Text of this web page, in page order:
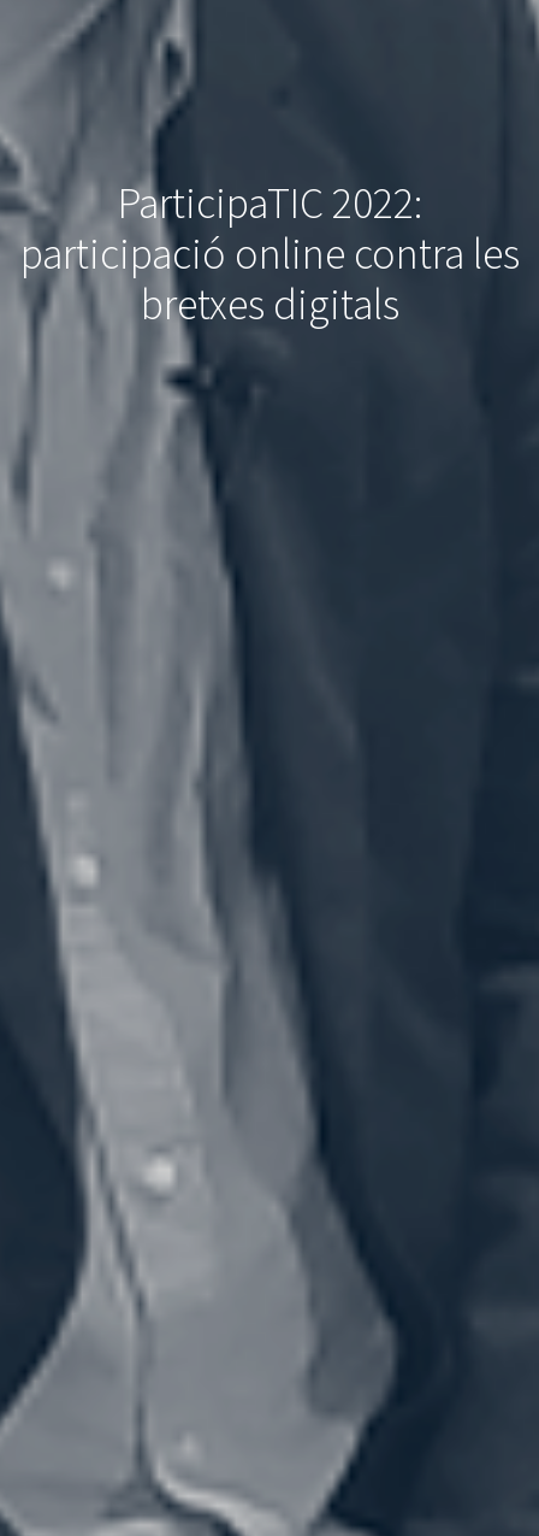
ParticipaTIC 2022:
participació online contra les
bretxes digitals